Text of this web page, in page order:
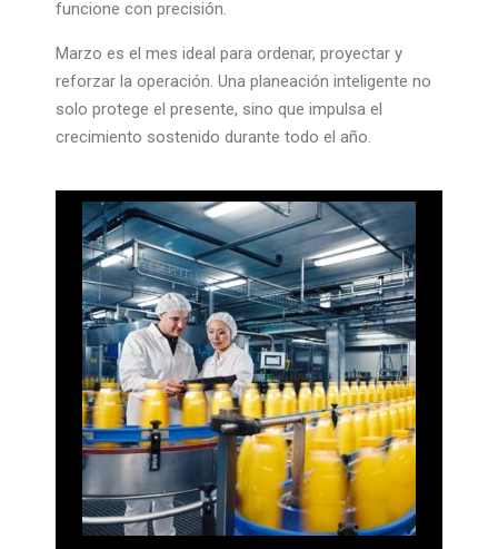
funcione con precisión.
Marzo es el mes ideal para ordenar, proyectar y
reforzar la operación. Una planeación inteligente no
solo protege el presente, sino que impulsa el
crecimiento sostenido durante todo el año.